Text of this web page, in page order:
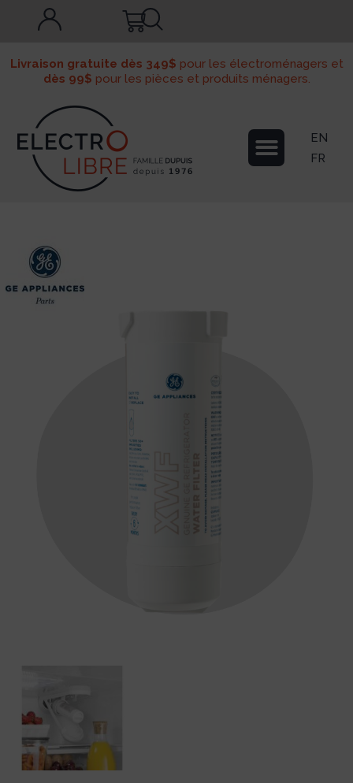
Livraison gratuite dès 349$ pour les électroménagers et
dès 99$ pour les pièces et produits ménagers.
EN
FR